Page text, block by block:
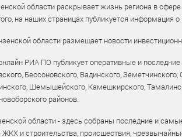
области раскрывает жизнь региона в
на наших страницах публикуется информация
области размещает новости
РИА ПО публикует оперативные и
Бессоновского, Вадинского,
Шемышейского, Камешкирского,
районов.
области - здесь собраны последние и
и строительства, происшествия,